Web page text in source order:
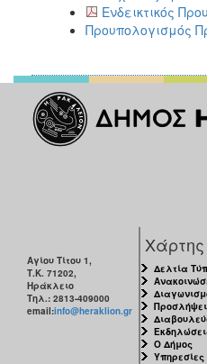
Ενδεικτικός
Προυπολογισμός
Αγίου Τίτου 1,
Τ.Κ. 71202,
Ηράκλειο
Τηλ.: 2813-409000
email:info@heraklion.gr
Δελτία
Ο Δήμος
Υπηρεσίες